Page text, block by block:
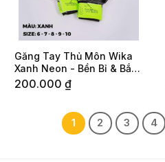
Găng Tay Thủ Môn Wika
Xanh Neon - Bền Bỉ & Bắt
Mắt Trên Sân Cỏ
200.000 ₫
1 2 3 4